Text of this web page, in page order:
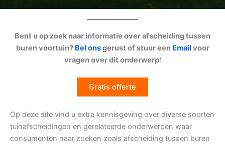
Bent u op zoek naar informatie over afscheiding tussen
buren voortuin? Bel onsgerust of stuur een Email voor
vragen over dit onderwerp!
Gratis offerte
Op deze site vind u extra kennisgeving over diverse soorten
tuinafscheidingen en gerelateerde onderwerpen waar
consumenten naar zoeken zoals afscheiding tussen buren